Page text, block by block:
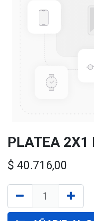
PLATEA 2X1
$ 40.716,00